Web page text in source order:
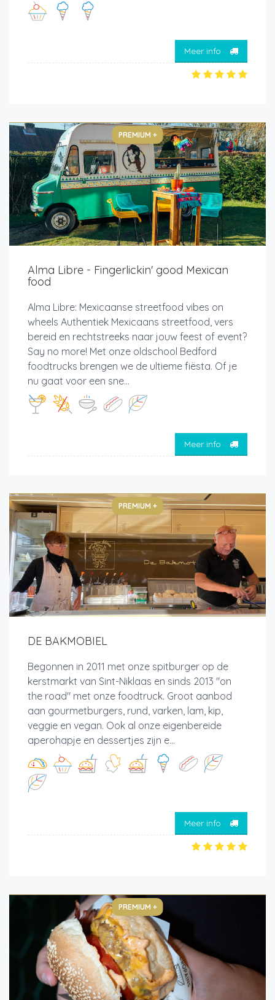
Meer info
PREMIUM +
Alma Libre - Fingerlickin' good Mexican
food
Alma Libre: Mexicaanse streetfood vibes on
wheels Authentiek Mexicaans streetfood, vers
bereid en rechtstreeks naar jouw feest of event?
Say no more! Met onze oldschool Bedford
foodtrucks brengen we de ultieme fiësta. Of je
nu gaat voor een sne...
Meer info
PREMIUM +
DE BAKMOBIEL
Begonnen in 2011 met onze spitburger op de
kerstmarkt van Sint-Niklaas en sinds 2013 "on
the road" met onze foodtruck. Groot aanbod
aan gourmetburgers, rund, varken, lam, kip,
veggie en vegan. Ook al onze eigenbereide
aperohapje en dessertjes zijn e...
Meer info
PREMIUM +